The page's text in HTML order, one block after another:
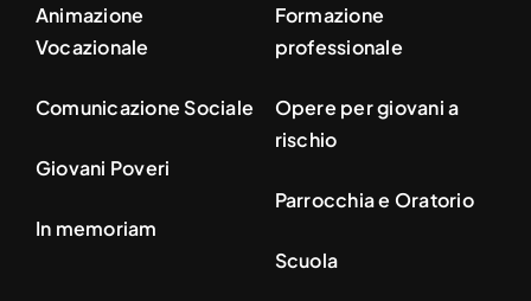
Animazione
Vocazionale
Comunicazione Sociale
Giovani Poveri
In memoriam
Formazione
professionale
Opere per giovani a
rischio
Parrocchia e Oratorio
Scuola